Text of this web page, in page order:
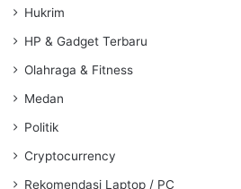
Hukrim
HP & Gadget Terbaru
Olahraga & Fitness
Medan
Politik
Cryptocurrency
Rekomendasi Laptop / PC